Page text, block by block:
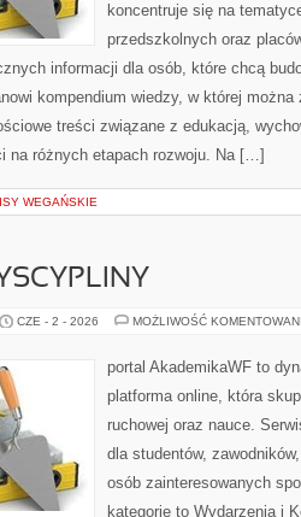
koncentruje się na
przedszkolnych oraz
informacji dla osób, które chcą
kompendium wiedzy, w której
treści związane z edukacją,
na różnych etapach rozwoju. Na […]
WEGAŃSKIE
CZE - 2 - 2026 MOŻLIWOŚĆ
portal AkademikaWF to
platforma online, która
ruchowej oraz nauce.
dla studentów,
osób zainteresowanych
kategorie to Wydarzenia i